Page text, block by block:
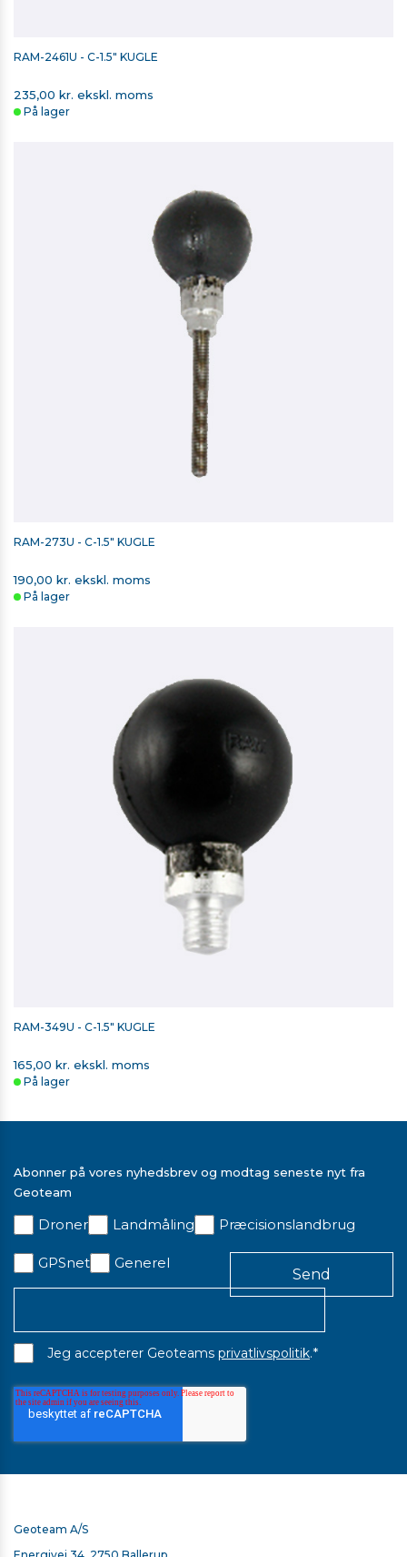
RAM-2461U - C-1.5" KUGLE
235,00 kr. ekskl. moms
På lager
RAM-273U - C-1.5" KUGLE
190,00 kr. ekskl. moms
På lager
RAM-349U - C-1.5" KUGLE
165,00 kr. ekskl. moms
På lager
Abonner på vores nyhedsbrev og modtag seneste nyt fra
Geoteam
Droner Landmåling Præcisionslandbrug
GPSnet Generel
Jeg accepterer Geoteams privatlivspolitik.*
Geoteam A/S